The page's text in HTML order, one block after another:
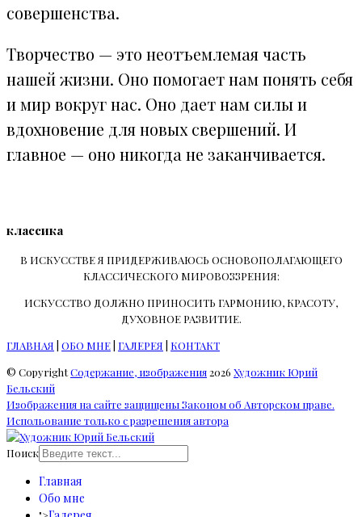
совершенства.
Творчество — это неотъемлемая часть
нашей жизни. Оно помогает нам понять себя
и мир вокруг нас. Оно дает нам силы и
вдохновение для новых свершений. И
главное — оно никогда не заканчивается.
классика
В ИСКУССТВЕ Я ПРИДЕРЖИВАЮСЬ ОСНОВОПОЛАГАЮЩЕГО
КЛАССИЧЕСКОГО МИРОВОЗЗРЕНИЯ:
ИСКУССТВО ДОЛЖНО ПРИНОСИТЬ ГАРМОНИЮ, КРАСОТУ,
ДУХОВНОЕ РАЗВИТИЕ.
ГЛАВНАЯ ОБО МНЕ ГАЛЕРЕЯ
КОНТАКТ
© CopyrightСодержание, изображения2026 Художник Юрий
Бельский
Изображения на сайте защищены Законом об Авторском праве.
Испольование только с разрешения автора
Поиск
Главная
Обо мне